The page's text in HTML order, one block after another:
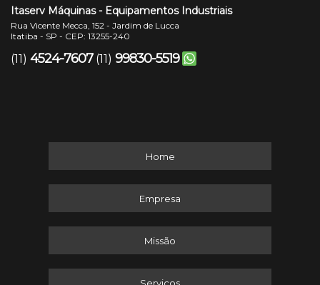
Itaserv Máquinas - Equipamentos Industriais
Rua Vicente Mecca, 152 - Jardim de Lucca
Itatiba - SP - CEP: 13255-240
(11) 4524-7607 (11) 99830-5519
Home
Empresa
Missão